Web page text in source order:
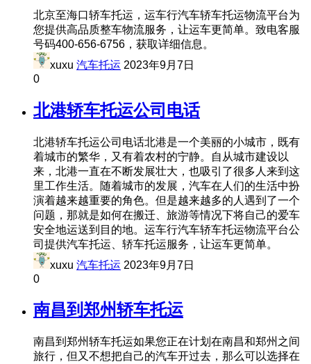
北京至海口轿车托运，运车行汽车轿车托运物流平台为
您提供高品质整车物流服务，让运车更简单。致电客服
号码400-656-6756，获取详细信息。
xuxu 汽车托运 2023年9月7日
0
北港轿车托运公司电话
北港轿车托运公司电话北港是一个美丽的小城市，既有
着城市的繁华，又有着农村的宁静。自从城市建设以
来，北港一直在不断发展壮大，也吸引了很多人来到这
里工作生活。随着城市的发展，汽车在人们的生活中扮
演着越来越重要的角色。但是越来越多的人遇到了一个
问题，那就是如何在搬迁、旅游等情况下将自己的爱车
安全地运送到目的地。运车行汽车轿车托运物流平台公
司提供汽车托运、轿车托运服务，让运车更简单。
xuxu 汽车托运 2023年9月7日
0
南昌到郑州轿车托运
南昌到郑州轿车托运如果您正在计划在南昌和郑州之间
旅行，但又不想把自己的汽车开过去，那么可以选择在